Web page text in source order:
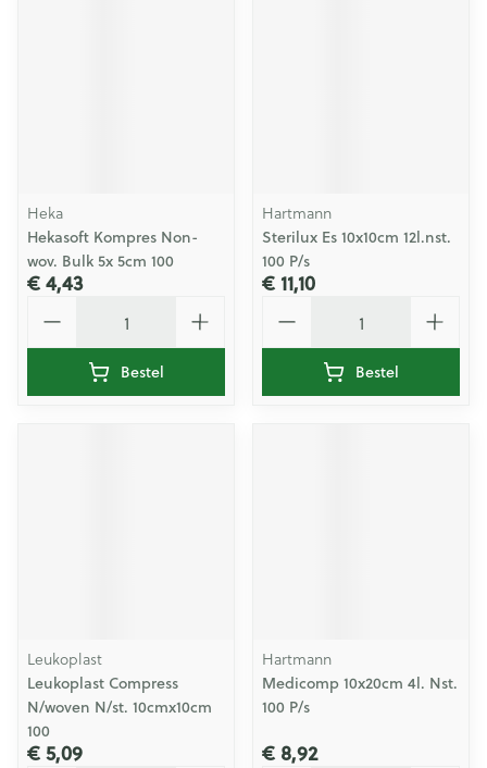
Heka
Hekasoft Kompres Non-
wov. Bulk 5x 5cm 100
€ 4,43
Bestel
Hartmann
Sterilux Es 10x10cm 12l.nst.
100 P/s
€ 11,10
Bestel
Leukoplast
Leukoplast Compress
N/woven N/st. 10cmx10cm
100
€ 5,09
Hartmann
Medicomp 10x20cm 4l. Nst.
100 P/s
€ 8,92